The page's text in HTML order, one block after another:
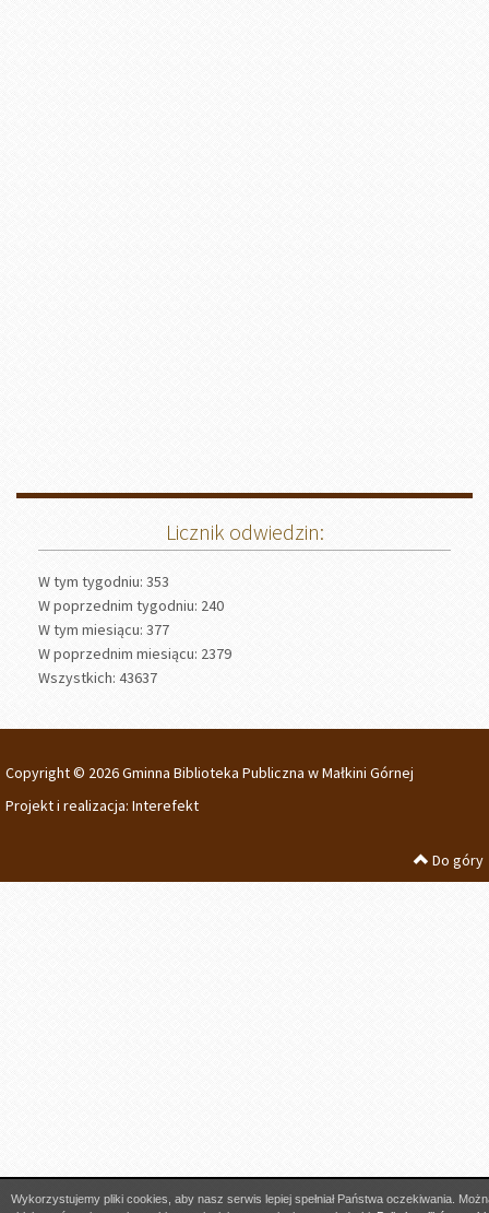
Licznik odwiedzin:
W tym tygodniu: 353
W poprzednim tygodniu: 240
W tym miesiącu: 377
W poprzednim miesiącu: 2379
Wszystkich: 43637
Copyright © 2026 Gminna Biblioteka Publiczna w Małkini Górnej
Projekt i realizacja: Interefekt
Do góry
Wykorzystujemy pliki cookies, aby nasz serwis lepiej spełniał Państwa oczekiwania.